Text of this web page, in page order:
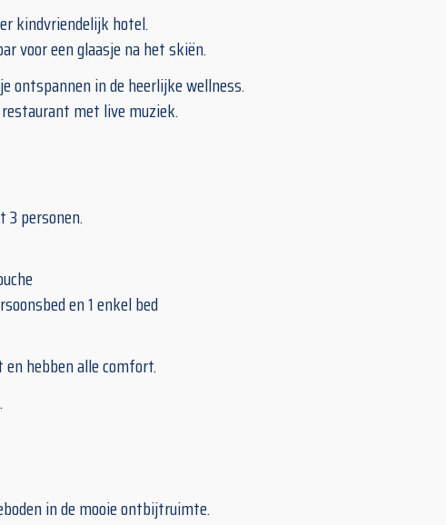
kindvriendelijk hotel.
voor een glaasje na het skiën.
ontspannen in de heerlijke wellness.
met live muziek.
3 personen.
en 1 enkel bed
hebben alle comfort.
in de mooie ontbijtruimte.